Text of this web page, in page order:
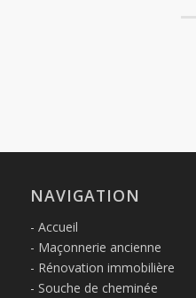
NAVIGATION
Accueil
Maçonnerie ancienne
Rénovation immobilière
Souche de cheminée